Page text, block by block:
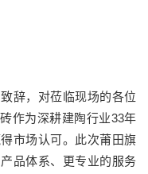
辞，对莅临现场的各位
作为深耕建陶行业33年
市场认可。此次莆田旗
品体系、更专业的服务